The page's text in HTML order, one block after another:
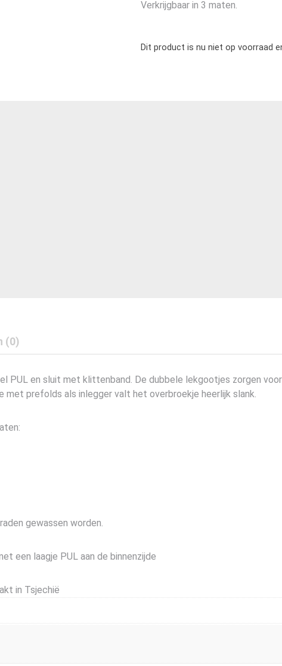
Verkrijgbaar in 3 maten.
Dit product is nu niet op voorraad
(0)
PUL en sluit met klittenband. De dubbele lekgootjes zorgen
prefolds als inlegger valt het overbroekje heerlijk slank.
gewassen worden.
een laagje PUL aan de binnenzijde
in Tsjechië